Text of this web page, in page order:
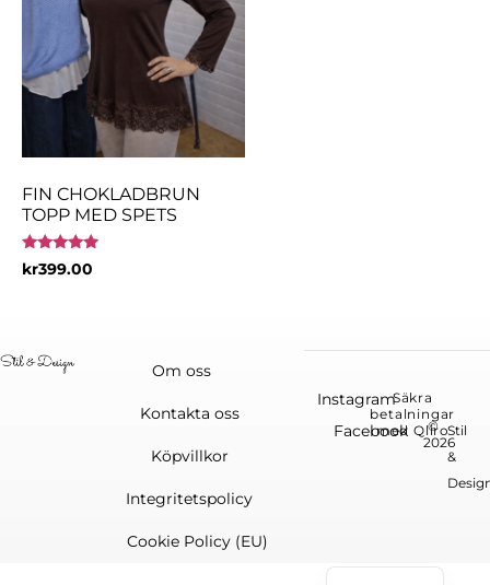
FIN CHOKLADBRUN
TOPP MED SPETS
Betygsatt
5.00
kr399.00
Om oss
Kontakta oss
Köpvillkor
Integritetspolicy
Cookie Policy (EU)
©
2026
Stil
&
Instagram
Facebook
Säkra
betalningar
med Qliro